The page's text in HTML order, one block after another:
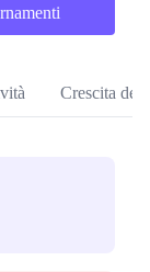
Crescita dei